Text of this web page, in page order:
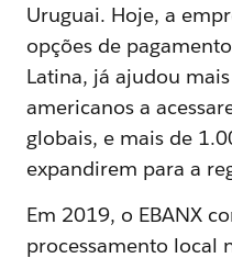
Uruguai. Hoje, a
opções de
Latina, já ajudou
americanos a
globais, e mais de
expandirem para a
Em 2019, o EBANX
processamento local